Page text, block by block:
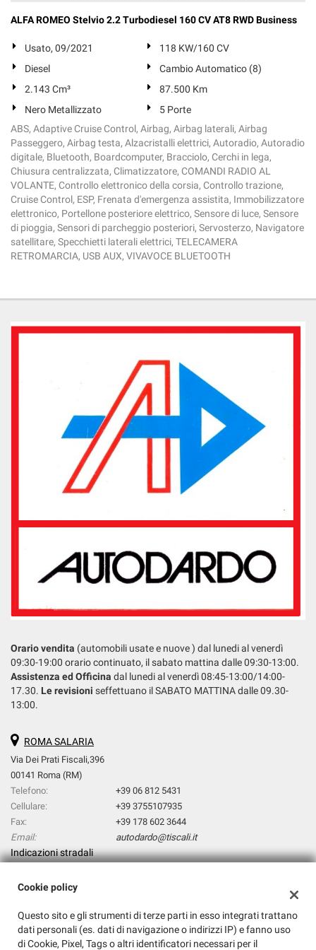
ALFA ROMEO Stelvio 2.2 Turbodiesel 160 CV AT8 RWD Business
Usato, 09/2021
118 KW/160 CV
Diesel
Cambio Automatico (8)
2.143 Cm³
87.500 Km
Nero Metallizzato
5 Porte
ABS, Adaptive Cruise Control, Airbag, Airbag laterali, Airbag
Passeggero, Airbag testa, Alzacristalli elettrici, Autoradio, Autoradio
digitale, Bluetooth, Boardcomputer, Bracciolo, Cerchi in lega,
Chiusura centralizzata, Climatizzatore, COMANDI RADIO AL
VOLANTE, Controllo elettronico della corsia, Controllo trazione,
Cruise Control, ESP, Frenata d'emergenza assistita, Immobilizzatore
elettronico, Portellone posteriore elettrico, Sensore di luce, Sensore
di pioggia, Sensori di parcheggio posteriori, Servosterzo, Navigatore
satellitare, Specchietti laterali elettrici, TELECAMERA
RETROMARCIA, USB AUX, VIVAVOCE BLUETOOTH
Orario vendita (automobili usate e nuove ) dal lunedi al venerdì
09:30-19:00 orario continuato, il sabato mattina dalle 09:30-13:00.
Assistenza ed Officina dal lunedi al venerdì 08:45-13:00/14:00-
17.30. Le revisioni seffettuano il SABATO MATTINA dalle 09.30-
13:00.
ROMA SALARIA
Via Dei Prati Fiscali,396
00141 Roma (RM)
Telefono:
+39 06 812 5431
Cellulare:
+39 3755107935
Fax:
+39 178 602 3644
Email:
autodardo@tiscali.it
Indicazioni stradali
AUTODARDO SRL
Via Dei Prati Fiscali,396, Roma (RM)
Cookie policy
Questo sito e gli strumenti di terze parti in esso integrati trattano
dati personali (es. dati di navigazione o indirizzi IP) e fanno uso
di Cookie, Pixel, Tags o altri identificatori necessari per il
le